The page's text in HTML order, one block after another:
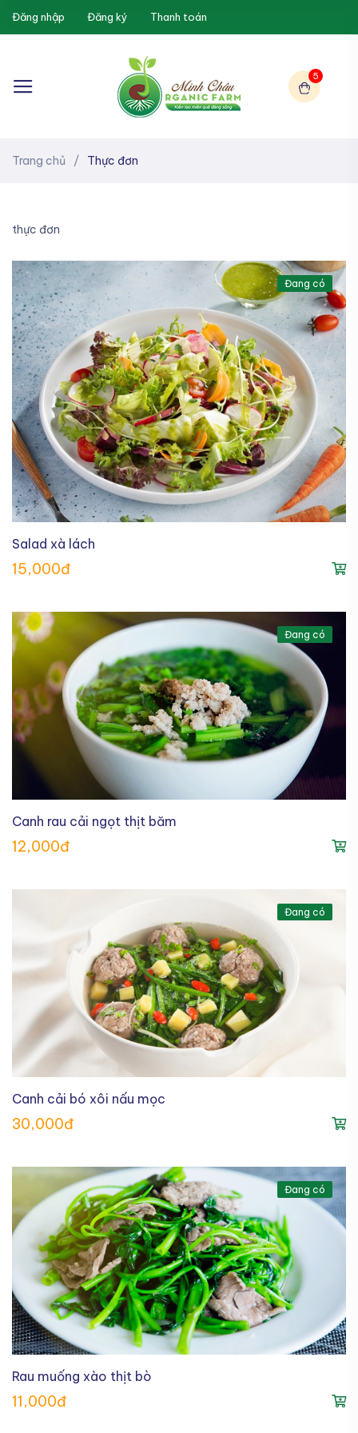
Đăng nhập Đăng ký Thanh toán
5
Trang chủ / Thực đơn
thực đơn
Đang có
Salad xà lách
15,000đ
Đang có
Canh rau cải ngọt thịt băm
12,000đ
Đang có
Canh cải bó xôi nấu mọc
30,000đ
Đang có
Rau muống xào thịt bò
11,000đ